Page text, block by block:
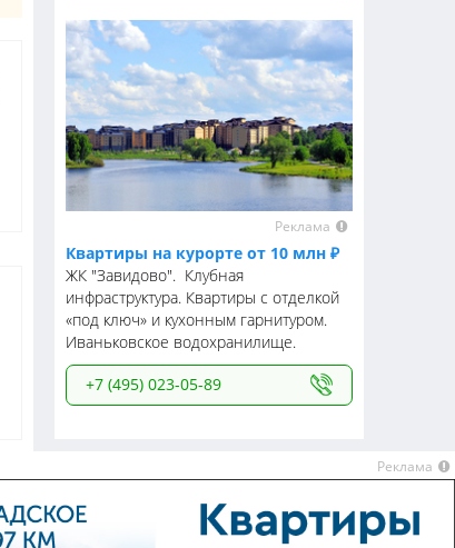
Реклама
Квартиры на курорте от 10 млн ₽
ЖК "Завидово". Клубная
инфраструктура. Квартиры с отделкой
«под ключ» и кухонным гарнитуром.
Иваньковское водохранилище.
+7 (495) 023-05-89
Реклама